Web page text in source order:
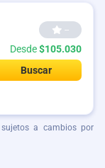
--
Desde$105.030
Buscar
sujetos a cambios por